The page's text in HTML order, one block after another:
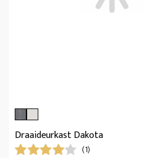
Draaideurkast Dakota
(1)